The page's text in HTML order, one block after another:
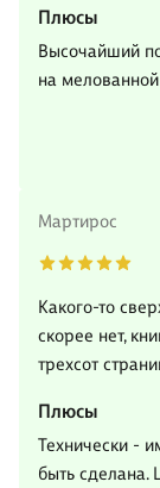
Плюсы
Высочайший
на
Мартирос
Какого-то
скорее нет,
трехсот
Плюсы
Технически -
быть сделана.